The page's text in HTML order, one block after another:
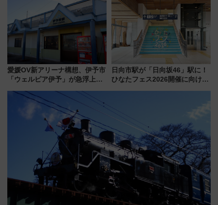
は2026年で引退
用してストレスフリー旅へ行こ
う！
愛媛OV新アリーナ構想、伊予市
「ウェルピア伊予」が急浮上！
で探る鉄道アクセスの未来
日向市駅が「日向坂46」駅に！
ひなたフェス2026開催に向けJR